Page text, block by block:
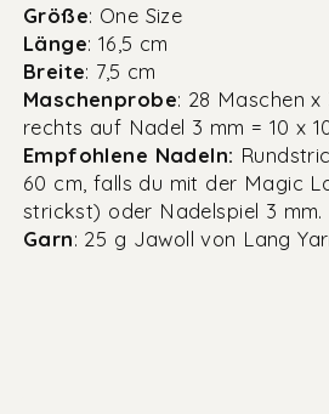
Größe: One Size
Länge: 16,5 cm
Breite: 7,5 cm
Maschenprobe: 28 Maschen
rechts auf Nadel 3 mm = 10 x
Empfohlene Nadeln:
60 cm, falls du mit der Magic
strickst) oder Nadelspiel 3 mm.
Garn: 25 g Jawoll von Lang